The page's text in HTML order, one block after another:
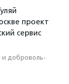
проект
сервис
и доброволь­